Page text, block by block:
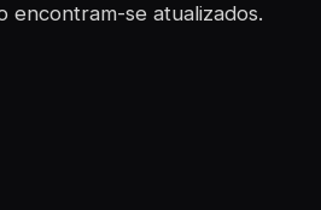
encontram-se atualizados.